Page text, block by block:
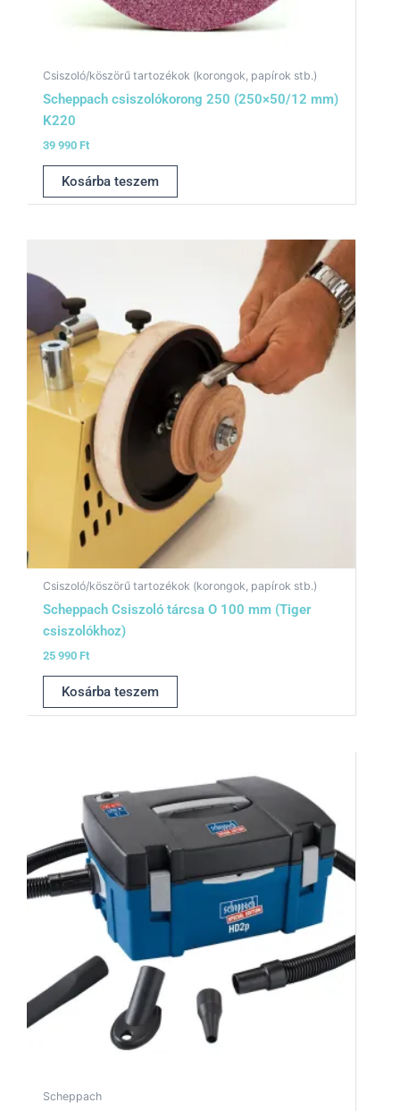
Csiszoló/köszörű tartozékok (korongok, papírok stb.)
Scheppach csiszolókorong 250 (250×50/12 mm)
K220
39 990 Ft
Kosárba teszem
Csiszoló/köszörű tartozékok (korongok, papírok stb.)
Scheppach Csiszoló tárcsa O 100 mm (Tiger
csiszolókhoz)
25 990 Ft
Kosárba teszem
Scheppach